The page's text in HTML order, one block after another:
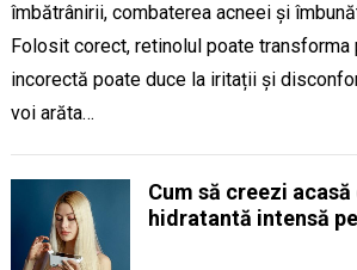
îmbătrânirii, combaterea acneei și
Folosit corect, retinolul poate transforma
incorectă poate duce la iritații și
voi arăta…
Cum să creezi acasă
hidratantă intensă